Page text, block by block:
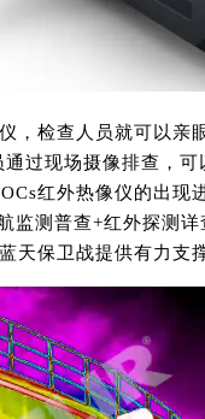
检查人员就可以亲
过现场摄像排查，
红外热像仪的出现
监测普查+红外探测
天保卫战提供有力支